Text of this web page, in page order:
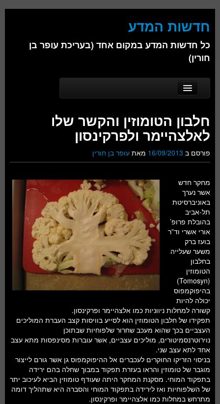
חדשות המדע
כל חדשות המדע במקום אחד (בעריכת עופר בן
חורין)
Main menu
Skip to primary content
Skip to secondary content
אודות
ביולוגיה
כימיה
פיזיקה
חברה
חלל ומדעי כדור הארץ
עתידנות
סקירות ספרים
טעימות מדע
חלבון הטומוזין והקשר שלו
לאלצהיימר ולפרקינסון
פורסם ב 16/09/2013 מאת עופר בן חורין
מחקר חדש
אשר נערך
באוניברסיטת
תל-אביב
בהובלת פרופ’
אורי אשרי וד”ר
בועז ברק
משער שעלייה
בחלבון
הטומוזין
(Tomosyn)
בהיפוקמפוס
יכולה להיות
קשורה למחלות ניווניות כמו אלצהיימר ופרקינסון.
תפקידו של חלבון הטומוזין הוא לסייע בוויסות קצב העברת המוליכים
העצביים בכך שהוא מעכב שחרור שלפוחיות שבתוכן
נוירוטרנסמיטורים, מוליכים עצביים, אשר עוברות מסינפסות מתא עצב
אחד לתא עצב שני.
בניסוי הזריקו החוקרים לעכברים אל ההיפוקמפוס גן אשר גורם לייצור
מוגבר של טומוזין והראו בעזרת תפקוד במבוך שחלה בהם ירידה
בתפקוד המוחי. מסקנת המחקר היתה שעודף טומוזין הביא לעיכוב יתר
של השלפוחיות ואז לירידה בתפקוד המוחי והסברה היא שתהליך דומה
מתרחש במחלות כמו אלצהיימר ופרקינסון.